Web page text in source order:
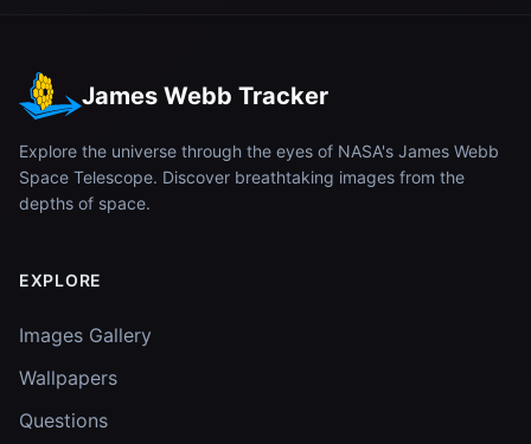
James Webb Tracker
Explore the universe through the eyes of NASA's James Webb
Space Telescope. Discover breathtaking images from the
depths of space.
EXPLORE
Images Gallery
Wallpapers
Questions